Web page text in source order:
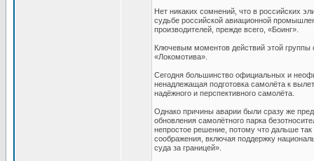
Нет никаких сомнений, что в российских
судьбе российской авиационной
производителей, прежде всего, «Боинг».
Ключевым моментов действий этой группы
«Локомотива».
Сегодня большинство официальных и
ненадлежащая подготовка самолёта к
надёжного и перспективного самолёта.
Однако причины аварии были сразу же
обновления самолётного парка
непростое решение, потому что дальше
соображения, включая поддержку
суда за границей».